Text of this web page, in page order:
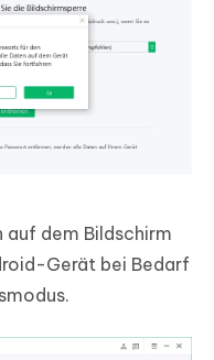
auf dem Bildschirm
Gerät bei Bedarf